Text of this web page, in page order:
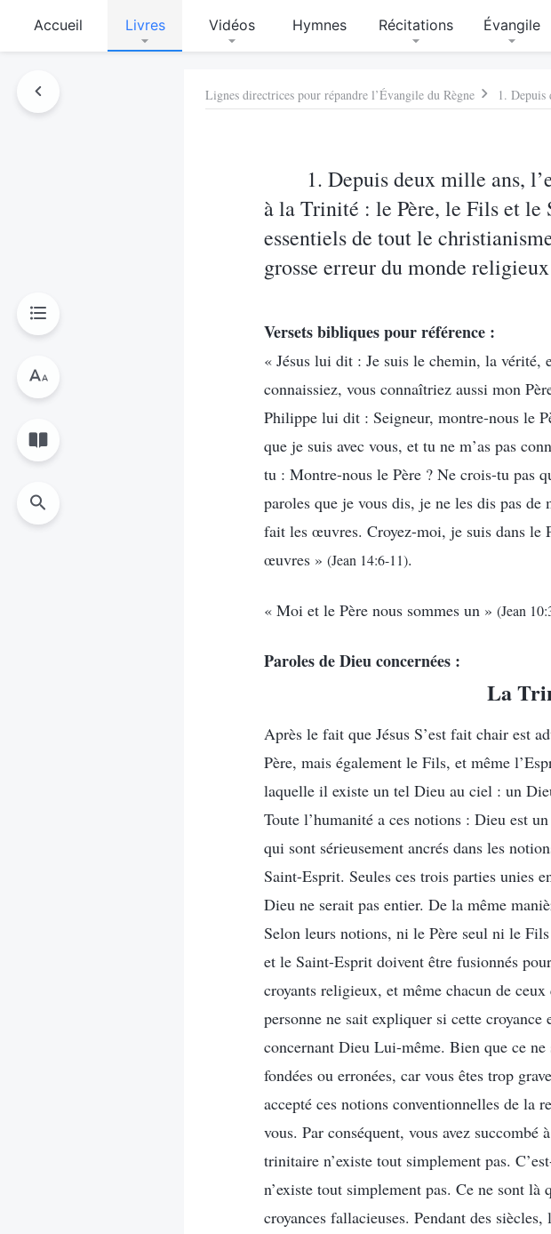
Accueil Livres Vidéos Hymnes Récitations Évangile
Lignes directrices pour répandre l’Évangile du Règne
1. Depuis deux mille ans,
à la Trinité : le Père, le Fils et
essentiels de tout le
grosse erreur du monde
Versets bibliques pour référence :
« Jésus lui dit : Je suis le chemin, la
connaissiez, vous connaîtriez aussi mon
Philippe lui dit : Seigneur, montre-nous le
que je suis avec vous, et tu ne m’as pas
tu : Montre-nous le Père ? Ne crois-tu pas
paroles que je vous dis, je ne les dis pas
fait les œuvres. Croyez-moi, je suis dans le
œuvres » (Jean 14:6-11).
« Moi et le Père nous sommes un » (Jean
Paroles de Dieu concernées :
La
Après le fait que Jésus S’est fait chair est
Père, mais également le Fils, et même
laquelle il existe un tel Dieu au ciel : un
Toute l’humanité a ces notions : Dieu est
qui sont sérieusement ancrés dans les
Saint-Esprit. Seules ces trois parties unies
Dieu ne serait pas entier. De la même
Selon leurs notions, ni le Père seul ni le
et le Saint-Esprit doivent être fusionnés
croyants religieux, et même chacun de
personne ne sait expliquer si cette
concernant Dieu Lui-même. Bien que ce ne
fondées ou erronées, car vous êtes trop
accepté ces notions conventionnelles de la
vous. Par conséquent, vous avez
trinitaire n’existe tout simplement pas.
n’existe tout simplement pas. Ce ne sont là
croyances fallacieuses. Pendant des